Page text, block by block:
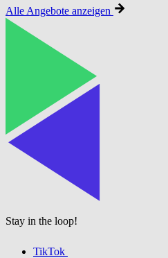
Alle Angebote anzeigen
Stay in the loop!
TikTok